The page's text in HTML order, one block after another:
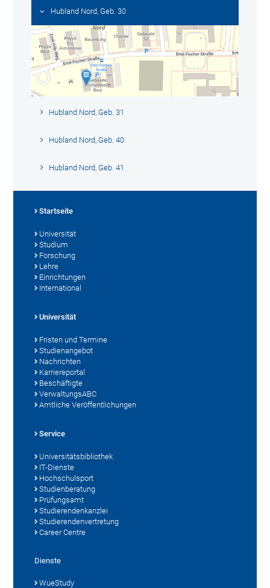
Hubland Nord, Geb. 30
Hubland Nord, Geb. 31
Hubland Nord, Geb. 40
Hubland Nord, Geb. 41
Startseite
Universität
Studium
Forschung
Lehre
Einrichtungen
International
Universität
Fristen und Termine
Studienangebot
Nachrichten
Karriereportal
Beschäftigte
VerwaltungsABC
Amtliche Veröffentlichungen
Service
Universitätsbibliothek
IT-Dienste
Hochschulsport
Studienberatung
Prüfungsamt
Studierendenkanzlei
Studierendenvertretung
Career Centre
Dienste
WueStudy